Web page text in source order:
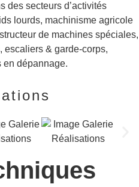
des secteurs d’activités
lourds, machinisme agricole
de machines spéciales,
escaliers & garde-corps,
en dépannage.